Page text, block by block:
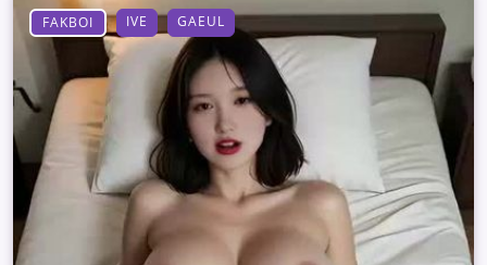
FAKBOI IVE GAEUL